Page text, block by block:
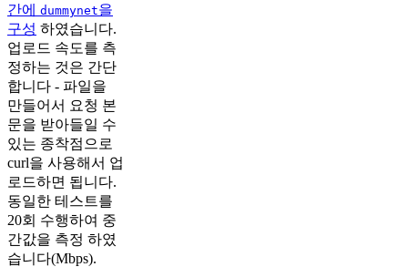
간에 dummynet을
구성 하였습니다.
업로드 속도를 측
정하는 것은 간단
합니다 - 파일을
만들어서 요청 본
문을 받아들일 수
있는 종착점으로
curl을 사용해서 업
로드하면 됩니다.
동일한 테스트를
20회 수행하여 중
간값을 측정 하였
습니다(Mbps).